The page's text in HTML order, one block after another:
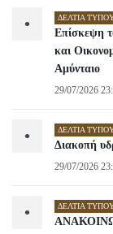
• ΔΕΛΤΊΑ
Επίσκεψη
και
Αμύνταιο
29/07/2026
• ΔΕΛΤΊΑ
Διακοπή
29/07/2026
• ΔΕΛΤΊΑ